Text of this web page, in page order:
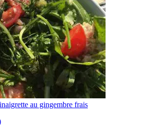
au gingembre frais